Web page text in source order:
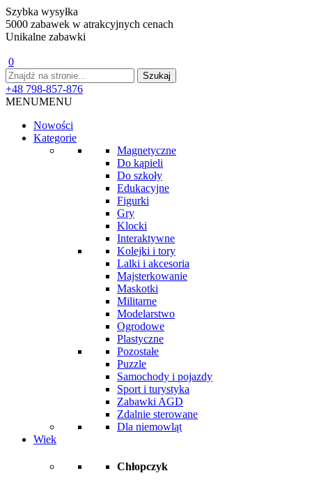
Szybka wysyłka
5000 zabawek w atrakcyjnych cenach
Unikalne zabawki
0
+48 798-857-876
MENUMENU
Nowości
Kategorie
Magnetyczne
Do kąpieli
Do szkoły
Edukacyjne
Figurki
Gry
Klocki
Interaktywne
Kolejki i tory
Lalki i akcesoria
Majsterkowanie
Maskotki
Militarne
Modelarstwo
Ogrodowe
Plastyczne
Pozostałe
Puzzle
Samochody i pojazdy
Sport i turystyka
Zabawki AGD
Zdalnie sterowane
Dla niemowląt
Wiek
Chłopczyk